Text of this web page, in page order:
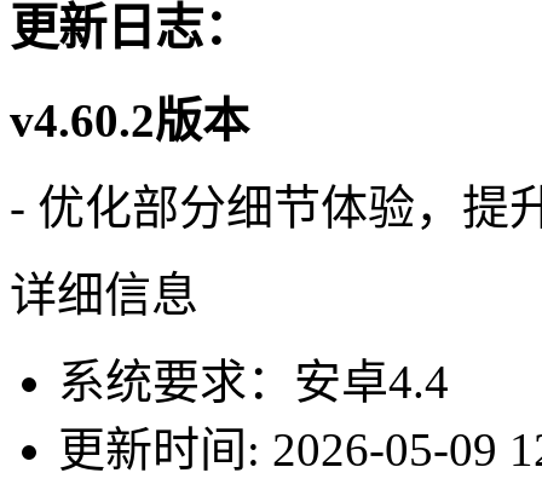
更新日志：
v4.60.2版本
- 优化部分细节体验，提
详细信息
系统要求：安卓4.4
更新时间: 2026-05-09